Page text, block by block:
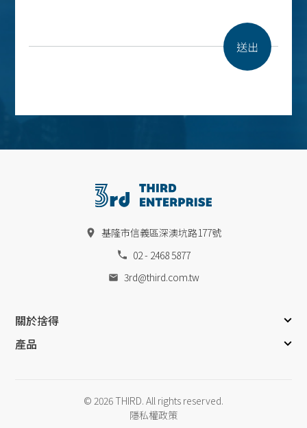
送出
基隆市信義區深澳坑路177號
02 - 2468 5877
3rd@third.com.tw
關於捨得
產品
© 2026 THIRD. All rights reserved.
隱私權政策